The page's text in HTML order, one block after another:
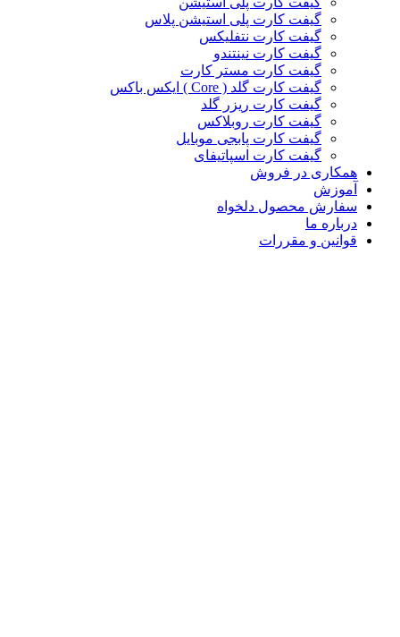
گیفت کارت پلی استیشن پلاس
گیفت کارت نتفلیکس
گیفت کارت نینتندو
گیفت کارت مستر کارت
گیفت کارت گلد ( Core ) ایکس باکس
گیفت کارت ریزر گلد
گیفت کارت روبلاکس
گیفت کارت پابجی موبایل
گیفت کارت اسپاتیفای
همکاری در فروش
آموزش
سفارش محصول دلخواه
درباره ما
قوانین و مقررات